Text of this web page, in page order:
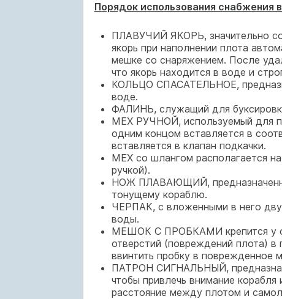
Порядок использования снабжения
ПЛАВУЧИЙ ЯКОРЬ, значительно
якорь при наполнении плота
мешке со снаряжением. После
что якорь находится в воде и
КОЛЬЦО СПАСАТЕЛЬНОЕ,
воде.
ФАЛИНЬ, служащий для
МЕХ РУЧНОЙ, используемый для
одним концом вставляется в
вставляется в клапан подкачки.
МЕХ со шлангом располагается
ручкой).
НОЖ ПЛАВАЮЩИЙ,
тонущему кораблю.
ЧЕРПАК, с вложенными в него
воды.
МЕШОК С ПРОБКАМИ крепится у
отверстий (повреждений плота) в
ввинтить пробку в поврежденное
ПАТРОН СИГНАЛЬНЫЙ,
чтобы привлечь внимание
расстояние между плотом и